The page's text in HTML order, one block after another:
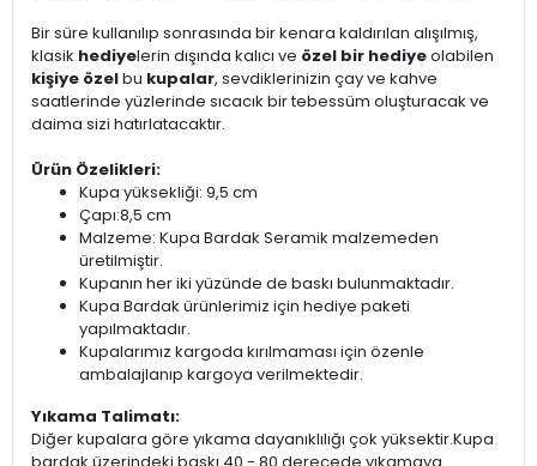
Bir süre kullanılıp sonrasında bir kenara kaldırılan alışılmış,
klasik hediyelerin dışında kalıcı ve özel bir hediyeolabilen
kişiye özelbu kupalar, sevdiklerinizin çay ve kahve
saatlerinde yüzlerinde sıcacık bir tebessüm oluşturacak ve
daima sizi hatırlatacaktır.
Ürün Özelikleri:
Kupa yüksekliği: 9,5 cm
Çapı:8,5 cm
Malzeme: Kupa Bardak Seramik malzemeden
üretilmiştir.
Kupanın her iki yüzünde de baskı bulunmaktadır.
Kupa Bardak ürünlerimiz için hediye paketi
yapılmaktadır.
Kupalarımız kargoda kırılmaması için özenle
ambalajlanıp kargoya verilmektedir.
Yıkama Talimatı:
Diğer kupalara göre yıkama dayanıklılığı çok yüksektir.Kupa
bardak üzerindeki baskı 40 - 80 derecede yıkamaya